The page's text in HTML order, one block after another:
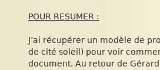
POUR RESUMER :
J’ai récupérer un modèle de
de cité soleil) pour voir
document. Au retour de